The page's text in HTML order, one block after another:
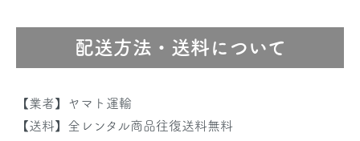
配送方法・送料について
【業者】ヤマト運輸
【送料】全レンタル商品往復送料無料